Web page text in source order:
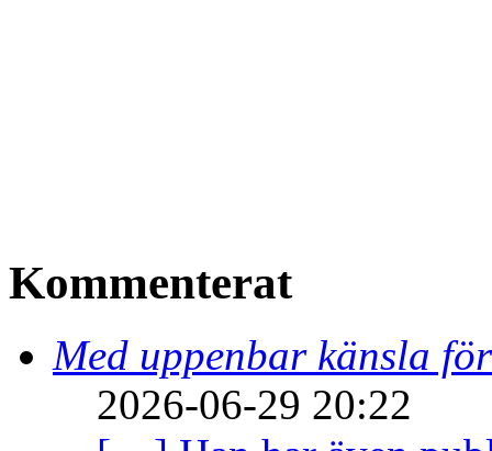
Kommenterat
Med uppenbar känsla
2026-06-29 20:22